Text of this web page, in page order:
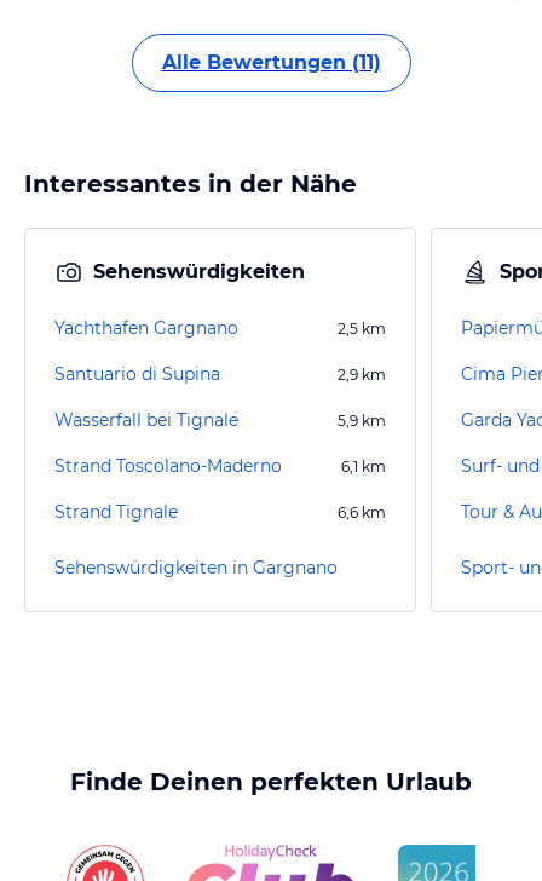
Alle Bewertungen (11)
Interessantes in der Nähe
Sehenswürdigkeiten
Yachthafen Gargnano 2,5 km
Santuario di Supina 2,9 km
Wasserfall bei Tignale 5,9 km
Strand Toscolano-Maderno 6,1 km
Strand Tignale 6,6 km
Sehenswürdigkeiten in Gargnano
Cima
Garda
Surf-
Tour &
Finde Deinen perfekten Urlaub